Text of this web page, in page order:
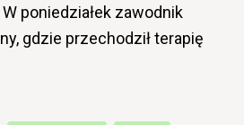
poniedziałek zawodnik
gdzie przechodził terapię